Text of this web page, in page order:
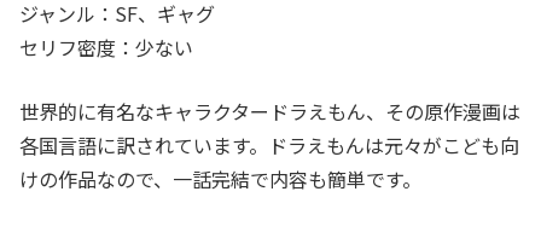
ジャンル：SF、ギャグ
セリフ密度：少ない
世界的に有名なキャラクタードラえもん、その原作漫画は
各国言語に訳されています。ドラえもんは元々がこども向
けの作品なので、一話完結で内容も簡単です。